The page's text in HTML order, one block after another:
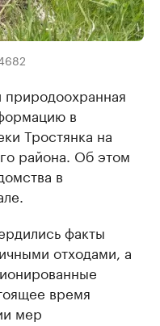
природоохранная
в
Тростянка на
района. Об этом
в
факты
отходами, а
время
мер